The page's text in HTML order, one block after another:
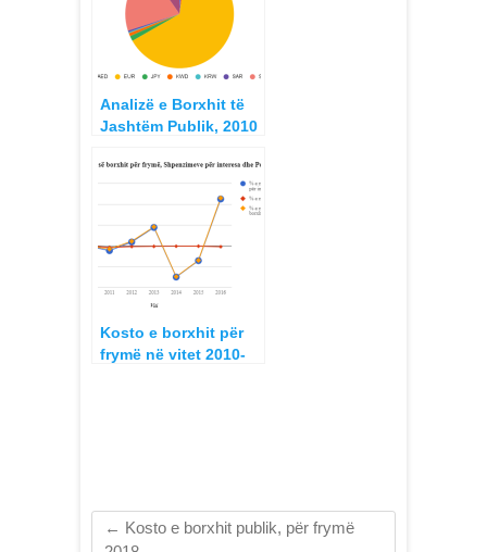
Analizë e Borxhit të
Jashtëm Publik, 2010
Kosto e borxhit për
frymë në vitet 2010-
← Kosto e borxhit publik, për frymë